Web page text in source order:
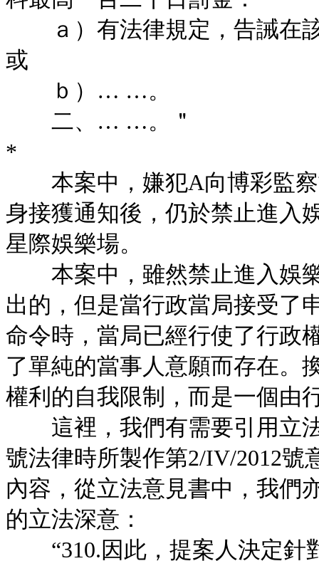
ａ）有法律規定，告誡在該
或
ｂ）… …。
二、… …。＂
*
本案中，嫌犯A向博彩監察
身接獲通知後，仍於禁止進入
星際娛樂場。
本案中，雖然禁止進入娛樂
出的，但是當行政當局接受了
命令時，當局已經行使了行政
了單純的當事人意願而存在。
權利的自我限制，而是一個由
這裡，我們有需要引用立法
號法律時所製作第2/IV/2012號
內容，從立法意見書中，我們
的立法深意：
“310.因此，提案人決定針